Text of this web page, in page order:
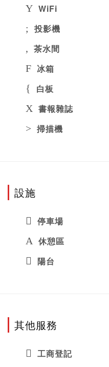
WiFi
投影機
茶水間
冰箱
白板
書報雜誌
掃描機
設施
停車場
休憩區
陽台
其他服務
工商登記